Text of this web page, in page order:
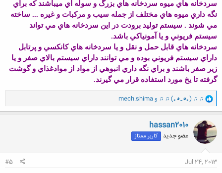
سردخانه هاي ميوه سردخانه هاي بزرگ و سوله اي ميباشند که براي
نگه داري ميوه هاي مختلف از جمله سيب و مرکبات و غيره ... ساخته
مي شوند . سيستم توليد برودت در اين سردخانه هاي مي تواند
سيستم فريوني و يا آمونياکي باشد.
سردخانه هاي قابل حمل و نقل و يا سردخانه هاي کانکسي و پرتابل
داراي سيستم فريوني بوده و مي توانند داراي سيستم بالاي صفر و يا
زير صفر باشند و براي نگه داري انبوهي از مواد از موادغذاي و گوشت
گرفته تا يخ مورد استفاده قرار مي گيرند.
و
ا
ک
ن
ش
ه
ا
♫ ♫ (｡◕‿◕｡) ♫ ♫ وmech.shima
hassan2010
عضو جدید کاربر ممتاز
Jul 24, 2013
#5